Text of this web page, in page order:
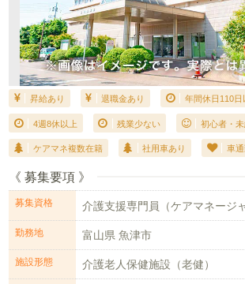
昇給あり 退職金あり 年間休日110日
4週8休以上 残業少ない 初心者・
ケアマネ複数在籍 社用車あり 車
《 募集要項 》
募集資格 介護支援専門員（ケアマネージ
勤務地 富山県 魚津市
施設形態 介護老人保健施設（老健）